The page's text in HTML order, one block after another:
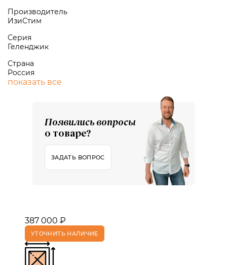
Производитель
ИзиСтим
Серия
Геленджик
Страна
Россия
показать все
Появились вопросы
о товаре?
ЗАДАТЬ ВОПРОС
387 000 ₽
УТОЧНИТЬ НАЛИЧИЕ